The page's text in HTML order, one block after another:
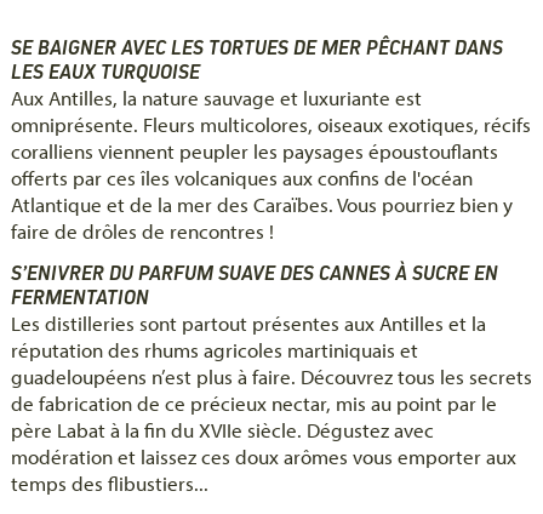
SE BAIGNER AVEC LES TORTUES DE MER PÊCHANT DANS
LES EAUX TURQUOISE
Aux Antilles, la nature sauvage et luxuriante est
omniprésente. Fleurs multicolores, oiseaux exotiques, récifs
coralliens viennent peupler les paysages époustouflants
offerts par ces îles volcaniques aux confins de l'océan
Atlantique et de la mer des Caraïbes. Vous pourriez bien y
faire de drôles de rencontres !
S’ENIVRER DU PARFUM SUAVE DES CANNES À SUCRE EN
FERMENTATION
Les distilleries sont partout présentes aux Antilles et la
réputation des rhums agricoles martiniquais et
guadeloupéens n’est plus à faire. Découvrez tous les secrets
de fabrication de ce précieux nectar, mis au point par le
père Labat à la fin du XVIIe siècle. Dégustez avec
modération et laissez ces doux arômes vous emporter aux
temps des flibustiers...